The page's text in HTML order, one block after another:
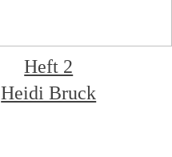
Heft 2
Heidi Bruck